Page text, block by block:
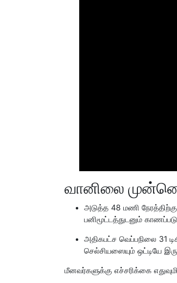
வானிலை
அடுத்த 48 மணி
பனிமூட்டத்துடனும்
அதிகபட்ச வெப்பநிலை 31
செல்சியஸையும் ஒட்டியே
மீனவர்களுக்கு எச்சரிக்கை